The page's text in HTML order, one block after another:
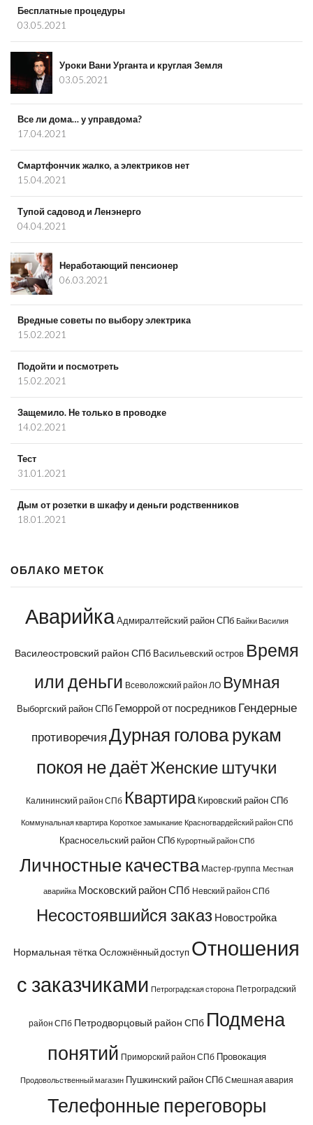
Бесплатные процедуры
03.05.2021
Уроки Вани Урганта и круглая Земля
03.05.2021
Все ли дома… у управдома?
17.04.2021
Смартфончик жалко, а электриков нет
15.04.2021
Тупой садовод и Ленэнерго
04.04.2021
Неработающий пенсионер
06.03.2021
Вредные советы по выбору электрика
15.02.2021
Подойти и посмотреть
15.02.2021
Защемило. Не только в проводке
14.02.2021
Тест
31.01.2021
Дым от розетки в шкафу и деньги родственников
18.01.2021
ОБЛАКО МЕТОК
Аварийка Адмиралтейский район СПб Байки Василия
Василеостровский район СПб Васильевский остров Время
или деньги Всеволожский район ЛО Вумная
Выборгский район СПб Геморрой от посредников Гендерные
противоречияДурная голова рукам
покоя не даётЖенские штучки
Калининский район СПб Квартира Кировский район СПб
Коммунальная квартира Короткое замыкание Красногвардейский район СПб
Красносельский район СПб Курортный район СПб
Личностные качества Мастер-группа Местная
аварийка Московский район СПб Невский район СПб
Несостоявшийся заказ Новостройка
Нормальная тётка Осложнённый доступ Отношения
с заказчиками Петроградская сторона Петроградский
район СПб Петродворцовый район СПб Подмена
понятий Приморский район СПб Провокация
Продовольственный магазин Пушкинский район СПб Смешная авария
Телефонные переговоры